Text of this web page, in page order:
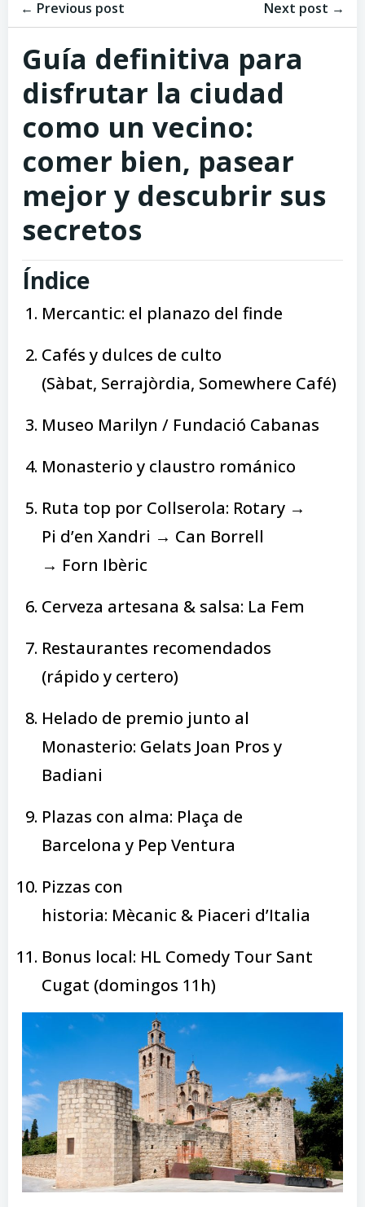
de
entradas
← Previous post
entradas
Next post →
Guía definitiva para
disfrutar la ciudad
como un vecino:
comer bien, pasear
mejor y descubrir sus
secretos
Índice
Mercantic: el planazo del finde
Cafés y dulces de culto
(Sàbat, Serrajòrdia, Somewhere Café)
Museo Marilyn / Fundació Cabanas
Monasterio y claustro románico
Ruta top por Collserola: Rotary →
Pi d’en Xandri → Can Borrell
→ Forn Ibèric
Cerveza artesana & salsa: La Fem
Restaurantes recomendados
(rápido y certero)
Helado de premio junto al
Monasterio: Gelats Joan Pros y
Badiani
Plazas con alma: Plaça de
Barcelona y Pep Ventura
Pizzas con
historia: Mècanic & Piaceri d’Italia
Bonus local: HL Comedy Tour Sant
Cugat (domingos 11h)